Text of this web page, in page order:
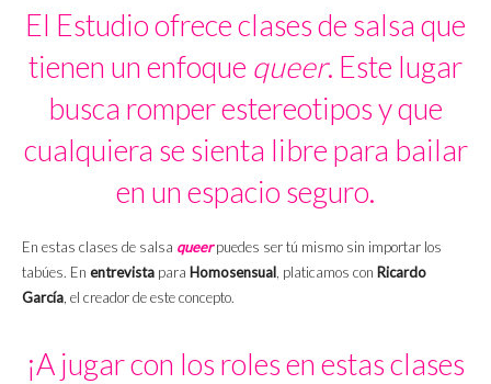
El Estudio ofrece clases de salsa que
tienen un enfoque queer. Este lugar
busca romper estereotipos y que
cualquiera se sienta libre para bailar
en un espacio seguro.
En estas clases de salsa queerpuedes ser tú mismo sin importar los
tabúes. En entrevista para Homosensual, platicamos con Ricardo
García, el creador de este concepto.
¡A jugar con los roles en estas clases